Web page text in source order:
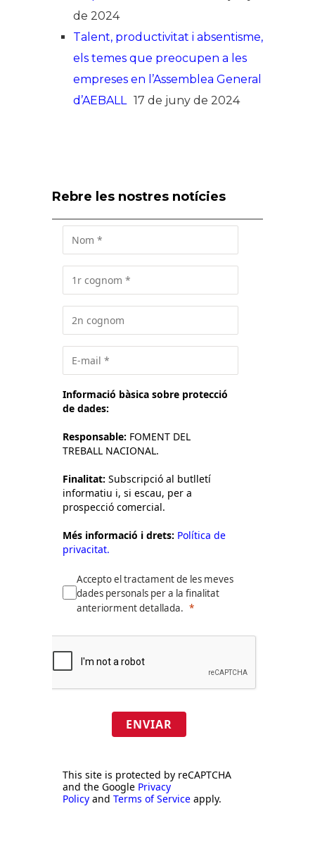
de 2024
Talent, productivitat i absentisme,
els temes que preocupen a les
empreses en l’Assemblea General
d’AEBALL 17 de juny de 2024
Rebre les nostres notícies
Informació bàsica sobre protecció
de dades:
Responsable: FOMENT DEL
TREBALL NACIONAL.
Finalitat: Subscripció al butlletí
informatiu i, si escau, per a
prospecció comercial.
Més informació i drets: Política de
privacitat.
Accepto el tractament de les meves
dades personals per a la finalitat
anteriorment detallada.
ENVIAR
This site is protected by reCAPTCHA
and the Google Privacy
Policy and Terms of Service apply.